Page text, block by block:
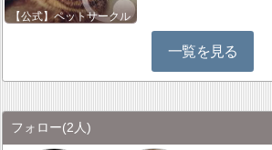
【公式】ペットサークル
一覧を見る
フォロー(2人)